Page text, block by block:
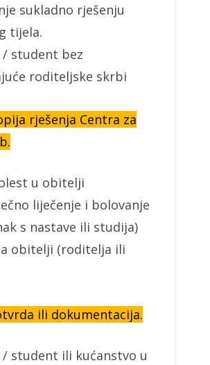
sukladno rješenju
tijela.
/ student bez
roditeljske skrbi
rješenja Centra za
u obitelji
liječenje i bolovanje
s nastave ili studija)
obitelji (roditelja ili
ili dokumentacija.
/ student ili kućanstvo u